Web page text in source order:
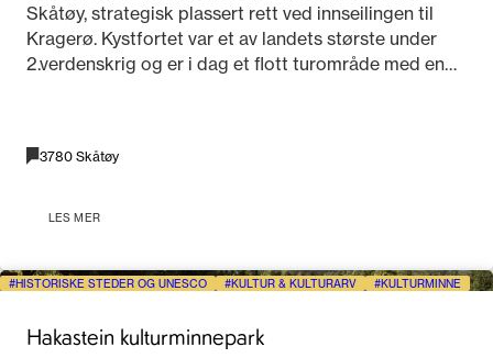
Skåtøy, strategisk plassert rett ved innseilingen til
Kragerø. Kystfortet var et av landets største under
2.verdenskrig og er i dag et flott turområde med en
3780 Skåtøy
LES MER
HISTORISKE STEDER OG UNESCO KULTUR & KULTURARV KULTURMINNE
Hakastein kulturminnepark